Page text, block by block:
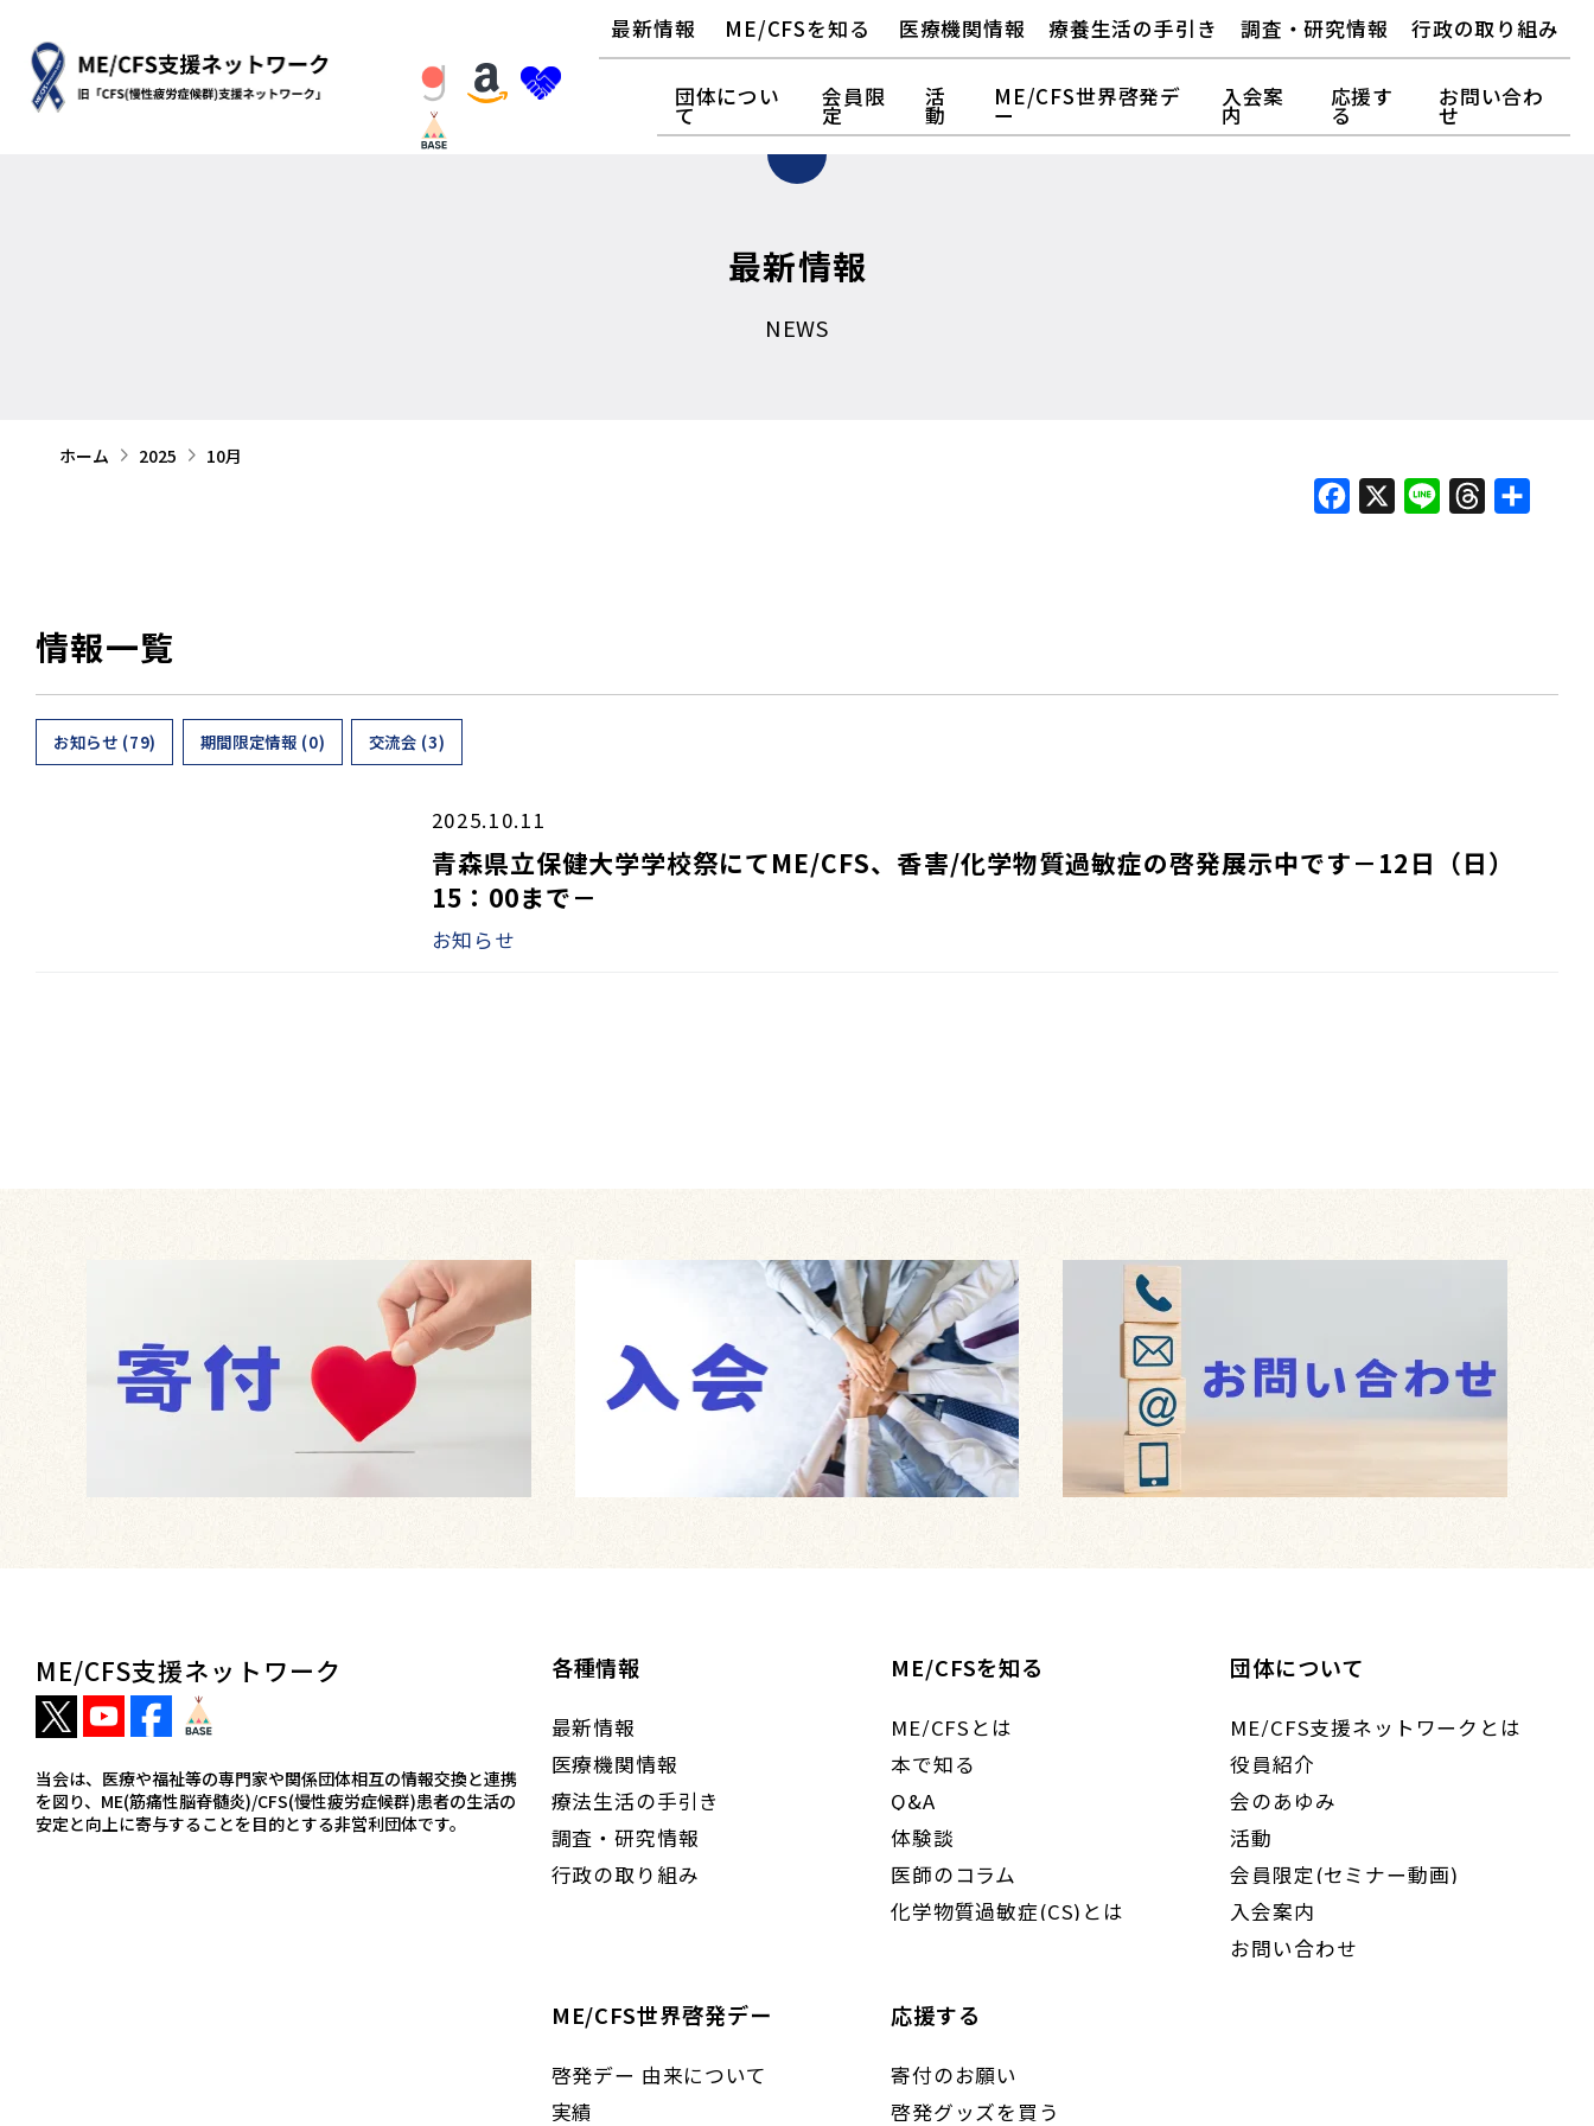
最新情報 ME/CFSを知る 医療機関情報 療養生活の手引き 調査・研究情報 行政の取り組み
団体につい
て
会員限
定
活
動
ME/CFS世界啓発デ
ー
入会案
内
応援す
る
お問い合わ
せ
最新情報
NEWS
ホーム 2025 10月
Facebook Line Threads
情報一覧
お知らせ (79) 期間限定情報 (0) 交流会 (3)
2025.10.11
青森県立保健大学学校祭にてME/CFS、香害/化学物質過敏症の啓発展示中です－12日（日）
15：00まで－
お知らせ
ME/CFS支援ネットワーク
当会は、医療や福祉等の専門家や関係団体相互の情報交換と連携
を図り、ME(筋痛性脳脊髄炎)/CFS(慢性疲労症候群)患者の生活の
安定と向上に寄与することを目的とする非営利団体です。
各種情報
最新情報
医療機関情報
療法生活の手引き
調査・研究情報
行政の取り組み
ME/CFSを知る
ME/CFSとは
本で知る
Q&A
体験談
医師のコラム
化学物質過敏症(CS)とは
団体について
ME/CFS支援ネットワークとは
役員紹介
会のあゆみ
活動
会員限定(セミナー動画)
入会案内
お問い合わせ
ME/CFS世界啓発デー
啓発デー 由来について
実績
応援する
寄付のお願い
啓発グッズを買う